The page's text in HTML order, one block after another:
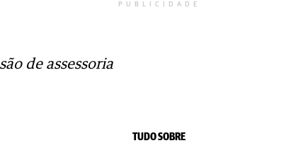
PUBLICIDADE
de assessoria
TUDO SOBRE